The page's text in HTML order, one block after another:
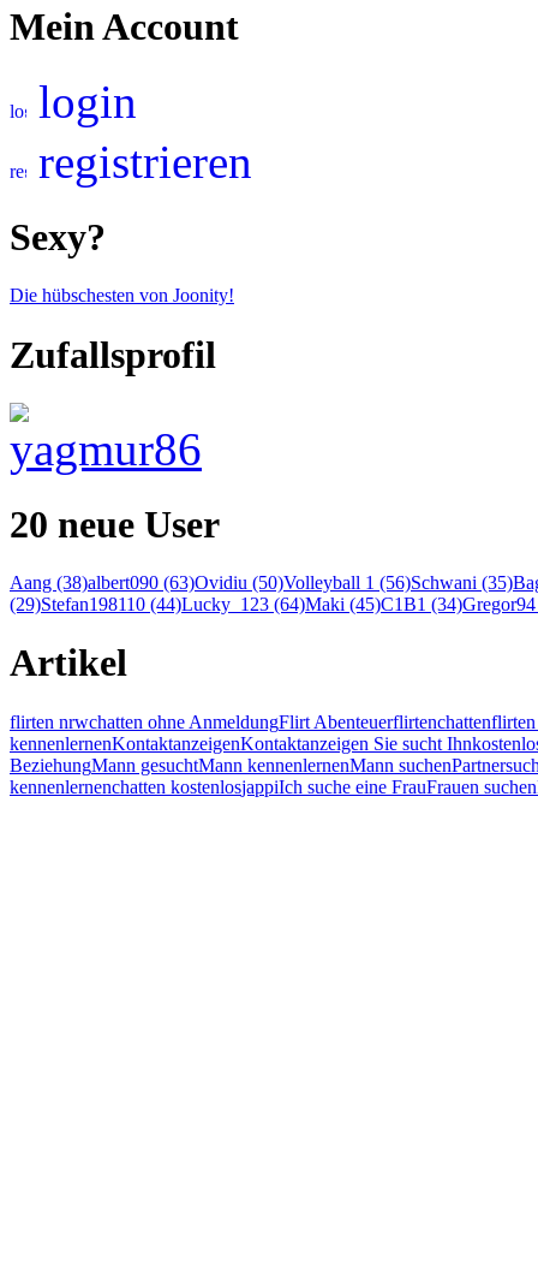
Mein Account
login
registrieren
Sexy?
Die hübschesten von Joonity!
Zufallsprofil
20 neue User
Aang (38)albert090 (63)Ovidiu (50)Volleyball 1 (56)Schwani (35)
(29)Stefan198110 (44)Lucky_123 (64)Maki (45)C1B1 (34)
Artikel
flirten nrwchatten ohne AnmeldungFlirt Abenteuerflirtenchattenflirten
kennenlernenKontaktanzeigenKontaktanzeigen Sie sucht Ihn
BeziehungMann gesuchtMann kennenlernenMann suchen
kennenlernenchatten kostenlosjappiIch suche eine FrauFrauen suchen